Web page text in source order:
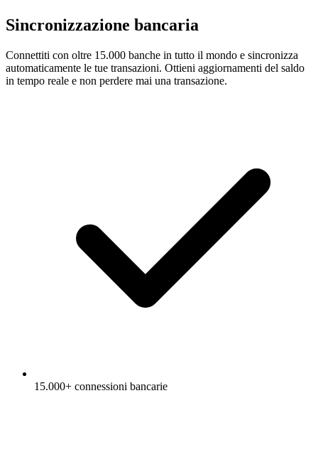
Sincronizzazione bancaria
Connettiti con oltre 15.000 banche in tutto il mondo e sincronizza
automaticamente le tue transazioni. Ottieni aggiornamenti del saldo
in tempo reale e non perdere mai una transazione.
15.000+ connessioni bancarie